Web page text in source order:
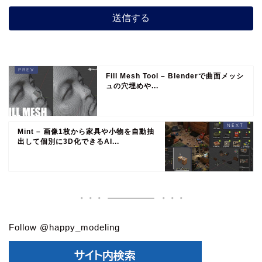
Fill Mesh Tool – Blenderで曲面メッシ
ュの穴埋めや...
Mint – 画像1枚から家具や小物を自動抽
出して個別に3D化できるAI...
Follow @happy_modeling